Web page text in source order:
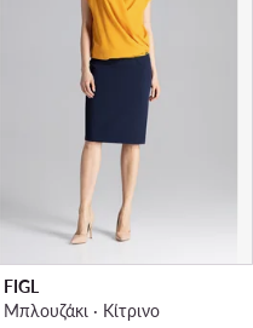
FIGL
Μπλουζάκι · Κίτρινο